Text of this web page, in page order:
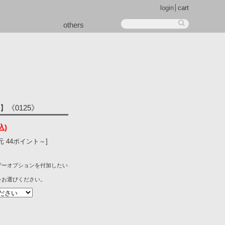
others
login cart
《0125》
)
44ポイント～]
オプションを付加したい
選びください。